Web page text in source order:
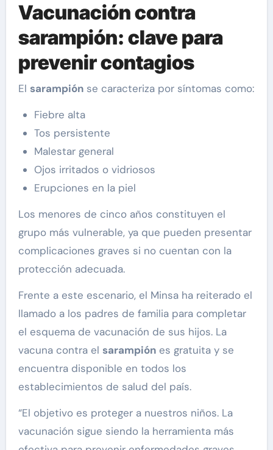
Vacunación contra
sarampión: clave para
prevenir contagios
El sarampiónse caracteriza por síntomas como:
Fiebre alta
Tos persistente
Malestar general
Ojos irritados o vidriosos
Erupciones en la piel
Los menores de cinco años constituyen el
grupo más vulnerable, ya que pueden presentar
complicaciones graves si no cuentan con la
protección adecuada.
Frente a este escenario, el Minsa ha reiterado el
llamado a los padres de familia para completar
el esquema de vacunación de sus hijos. La
vacuna contra el sarampiónes gratuita y se
encuentra disponible en todos los
establecimientos de salud del país.
“El objetivo es proteger a nuestros niños. La
vacunación sigue siendo la herramienta más